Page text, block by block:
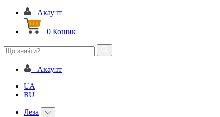
Акаунт
0 Кошик
Акаунт
UA
RU
Леза